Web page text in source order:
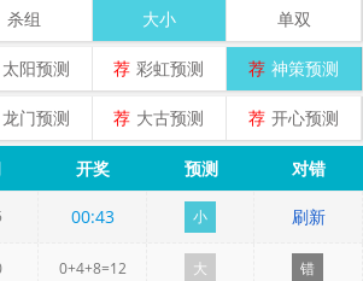
杀组 大小 单双
太阳预测 荐 彩虹预测 荐 神策预测
龙门预测 荐 大古预测 荐 开心预测
开奖 预测 对错
00:43 小 刷新
0+4+8=12 大 错